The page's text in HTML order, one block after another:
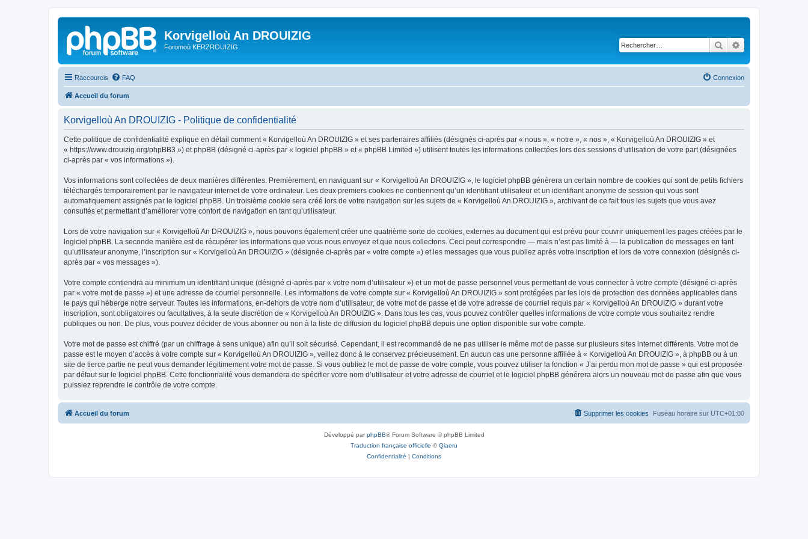
Korvigelloù An DROUIZIG
Foromoù KERZROUIZIG Rechercher
Raccourcis FAQ Connexion
Accueil du forum
Korvigelloù An DROUIZIG - Politique de confidentialité
Cette politique de confidentialité explique en détail comment « Korvigelloù An DROUIZIG » et ses partenaires affiliés (désignés ci-après par « nous », « notre », « nos », « Korvigelloù An DROUIZIG » et
« https://www.drouizig.org/phpBB3 ») et phpBB (désigné ci-après par « logiciel phpBB » et « phpBB Limited ») utilisent toutes les informations collectées lors des sessions d’utilisation de votre part (désignées
ci-après par « vos informations »).
Vos informations sont collectées de deux manières différentes. Premièrement, en naviguant sur « Korvigelloù An DROUIZIG », le logiciel phpBB génèrera un certain nombre de cookies qui sont de petits fichiers
téléchargés temporairement par le navigateur internet de votre ordinateur. Les deux premiers cookies ne contiennent qu’un identifiant utilisateur et un identifiant anonyme de session qui vous sont
automatiquement assignés par le logiciel phpBB. Un troisième cookie sera créé lors de votre navigation sur les sujets de « Korvigelloù An DROUIZIG », archivant de ce fait tous les sujets que vous avez
consultés et permettant d’améliorer votre confort de navigation en tant qu’utilisateur.
Lors de votre navigation sur « Korvigelloù An DROUIZIG », nous pouvons également créer une quatrième sorte de cookies, externes au document qui est prévu pour couvrir uniquement les pages créées par le
logiciel phpBB. La seconde manière est de récupérer les informations que vous nous envoyez et que nous collectons. Ceci peut correspondre — mais n’est pas limité à — la publication de messages en tant
qu’utilisateur anonyme, l’inscription sur « Korvigelloù An DROUIZIG » (désignée ci-après par « votre compte ») et les messages que vous publiez après votre inscription et lors de votre connexion (désignés ci-
après par « vos messages »).
Votre compte contiendra au minimum un identifiant unique (désigné ci-après par « votre nom d’utilisateur ») et un mot de passe personnel vous permettant de vous connecter à votre compte (désigné ci-après
par « votre mot de passe ») et une adresse de courriel personnelle. Les informations de votre compte sur « Korvigelloù An DROUIZIG » sont protégées par les lois de protection des données applicables dans
le pays qui héberge notre serveur. Toutes les informations, en-dehors de votre nom d’utilisateur, de votre mot de passe et de votre adresse de courriel requis par « Korvigelloù An DROUIZIG » durant votre
inscription, sont obligatoires ou facultatives, à la seule discrétion de « Korvigelloù An DROUIZIG ». Dans tous les cas, vous pouvez contrôler quelles informations de votre compte vous souhaitez rendre
publiques ou non. De plus, vous pouvez décider de vous abonner ou non à la liste de diffusion du logiciel phpBB depuis une option disponible sur votre compte.
Votre mot de passe est chiffré (par un chiffrage à sens unique) afin qu’il soit sécurisé. Cependant, il est recommandé de ne pas utiliser le même mot de passe sur plusieurs sites internet différents. Votre mot de
passe est le moyen d’accès à votre compte sur « Korvigelloù An DROUIZIG », veillez donc à le conservez précieusement. En aucun cas une personne affiliée à « Korvigelloù An DROUIZIG », à phpBB ou à un
site de tierce partie ne peut vous demander légitimement votre mot de passe. Si vous oubliez le mot de passe de votre compte, vous pouvez utiliser la fonction « J’ai perdu mon mot de passe » qui est proposée
par défaut sur le logiciel phpBB. Cette fonctionnalité vous demandera de spécifier votre nom d’utilisateur et votre adresse de courriel et le logiciel phpBB générera alors un nouveau mot de passe afin que vous
puissiez reprendre le contrôle de votre compte.
Accueil du forum Fuseau horaire sur UTC+01:00
Supprimer les cookies
Développé parphpBB® Forum Software © phpBB Limited
Traduction française officielle ©Qiaeru
Confidentialité | Conditions